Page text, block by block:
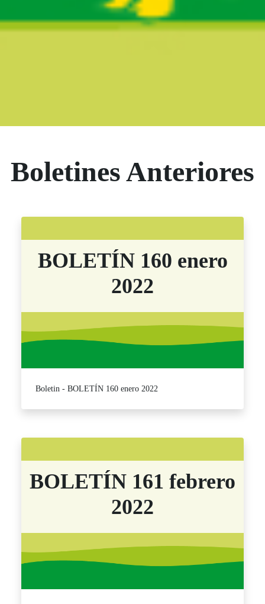
Boletines Anteriores
BOLETÍN 160 enero
2022
Boletin - BOLETÍN 160 enero 2022
BOLETÍN 161 febrero
2022